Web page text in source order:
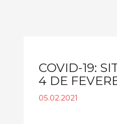
COVID-19:
4 DE
05.02.2021